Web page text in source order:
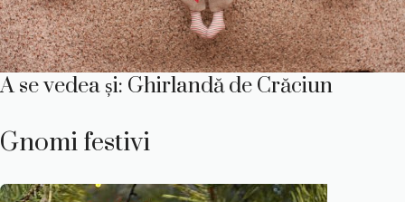
A se vedea și: Ghirlandă de Crăciun
Gnomi festivi